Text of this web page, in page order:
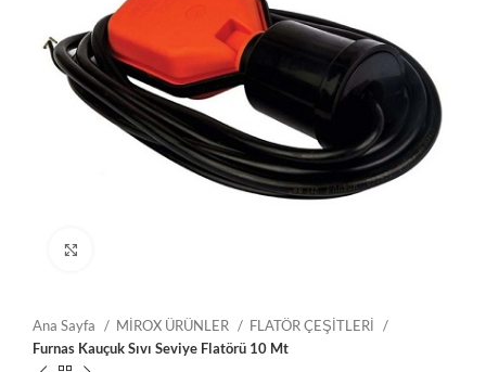
Ana Sayfa MİROX ÜRÜNLER
FLATÖR ÇEŞİTLERİ
Furnas Kauçuk Sıvı Seviye Flatörü 10 Mt